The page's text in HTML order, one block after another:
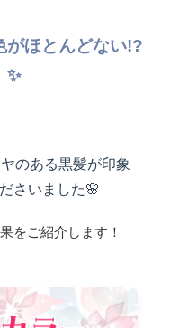
がほとんどない!?
✨
のある黒髪が印象
さいました🌸
をご紹介します！